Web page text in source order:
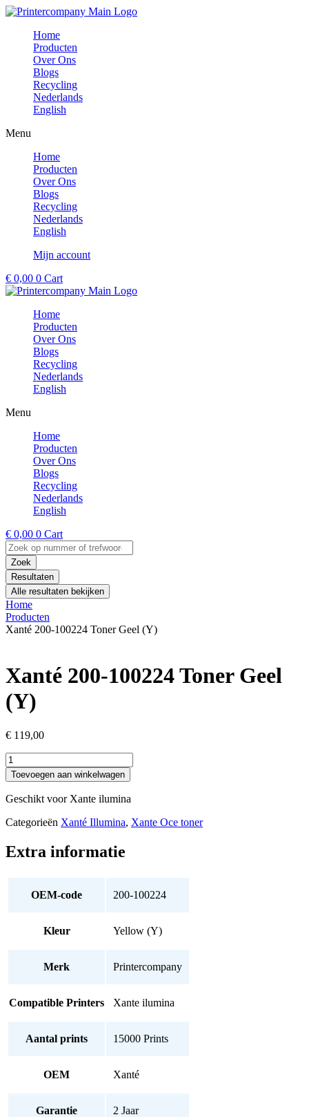
Ga
inhoud
Home
Producten
Over Ons
Blogs
Recycling
Nederlands
English
Menu
Home
Producten
Over Ons
Blogs
Recycling
Nederlands
English
Mijn account
€ 0,00 0 Cart
Home
Producten
Over Ons
Blogs
Recycling
Nederlands
English
Menu
Home
Producten
Over Ons
Blogs
Recycling
Nederlands
English
€ 0,00 0 Cart
Search
...Zoek
Resultaten
Alle resultaten bekijken
Home
Producten
Xanté 200-100224 Toner Geel (Y)
Xanté 200-100224 Toner Geel
(Y)
€ 119,00
Xanté
200-
100224
Toner
(Y)
Toevoegen aan winkelwagen
Geschikt voor Xante ilumina
Categorieën Xanté Illumina, Xante Oce toner
Extra informatie
OEM-code 200-100224
Kleur Yellow (Y)
Merk Printercompany
Compatible Printers Xante ilumina
Aantal prints 15000 Prints
OEM Xanté
Garantie 2 Jaar